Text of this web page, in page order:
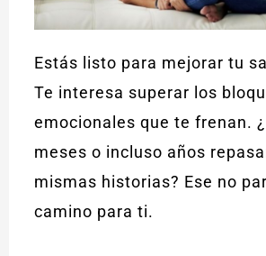
Estás listo para mejorar tu
Te interesa superar los
emocionales que te frenan.
meses o incluso años
mismas historias? Ese no
camino para ti.